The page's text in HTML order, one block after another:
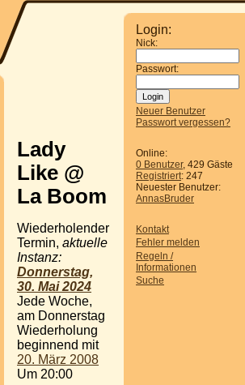
Login:
Nick:
Passwort:
Neuer Benutzer
Passwort vergessen?
Online:
0 Benutzer, 429 Gäste
Registriert: 247
Neuester Benutzer:
AnnasBruder
Kontakt
Fehler melden
Regeln /
Informationen
Suche
Lady
Like @
La Boom
Wiederholender
Termin, aktuelle
Instanz:
Donnerstag,
30. Mai 2024
Jede Woche,
am Donnerstag
Wiederholung
beginnend mit
20. März 2008
Um 20:00